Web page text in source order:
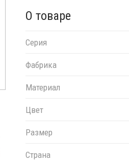
О товаре
Серия
Фабрика
Материал
Цвет
Размер
Страна